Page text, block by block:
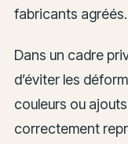
fabricants agréés.
Dans un cadre
d’éviter les
couleurs ou
correctement